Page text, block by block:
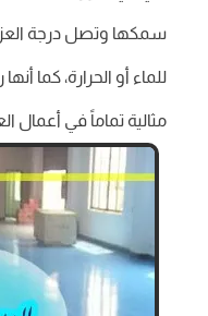
سمكها وتصل درجة العزل
للماء أو الحرارة، كما
مثالية تماماً في أعمال